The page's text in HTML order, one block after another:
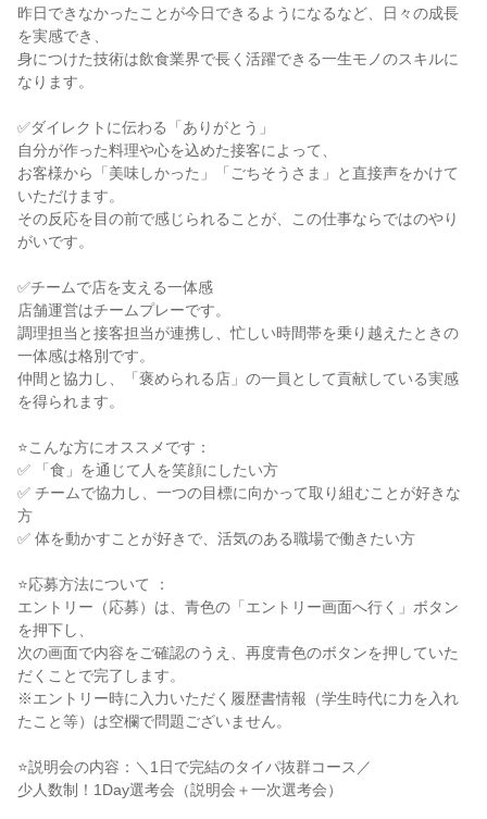
昨日できなかったことが今日できるようになるなど、日々の成長
を実感でき、
身につけた技術は飲食業界で長く活躍できる一生モノのスキルに
なります。
✅ダイレクトに伝わる「ありがとう」
自分が作った料理や心を込めた接客によって、
お客様から「美味しかった」「ごちそうさま」と直接声をかけて
いただけます。
その反応を目の前で感じられることが、この仕事ならではのやり
がいです。
✅チームで店を支える一体感
店舗運営はチームプレーです。
調理担当と接客担当が連携し、忙しい時間帯を乗り越えたときの
一体感は格別です。
仲間と協力し、「褒められる店」の一員として貢献している実感
を得られます。
⭐こんな方にオススメです：
✅ 「食」を通じて人を笑顔にしたい方
✅ チームで協力し、一つの目標に向かって取り組むことが好きな
方
✅ 体を動かすことが好きで、活気のある職場で働きたい方
⭐応募方法について ：
エントリー（応募）は、青色の「エントリー画面へ行く」ボタン
を押下し、
次の画面で内容をご確認のうえ、再度青色のボタンを押していた
だくことで完了します。
※エントリー時に入力いただく履歴書情報（学生時代に力を入れ
たこと等）は空欄で問題ございません。
⭐説明会の内容：＼1日で完結のタイパ抜群コース／
少人数制！1Day選考会（説明会＋一次選考会）